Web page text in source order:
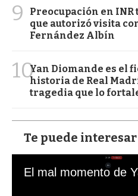
9
Preocupación en
que autorizó visita
Fernández Albín
10Yan Diomande es el
historia de Real
tragedia que lo
Te puede interesar